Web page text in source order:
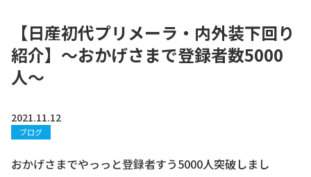
STAFF
スタッフ
COMPANY
【日産初代プリメーラ・内外装下回り
紹介】〜おかげさまで登録者数5000
人〜
2021.11.12
ブログ
おかげさまでやっっと登録者すう5000人突破しまし